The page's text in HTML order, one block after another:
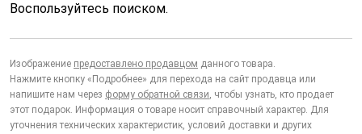
Воспользуйтесь поиском.
Изображение предоставлено продавцом данного товара.
Нажмите кнопку «Подробнее» для перехода на сайт продавца или
напишите нам через форму обратной связи, чтобы узнать, кто продает
этот подарок. Информация о товаре носит справочный характер. Для
уточнения технических характеристик, условий доставки и других